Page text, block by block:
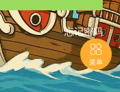
忘记密码

菜单